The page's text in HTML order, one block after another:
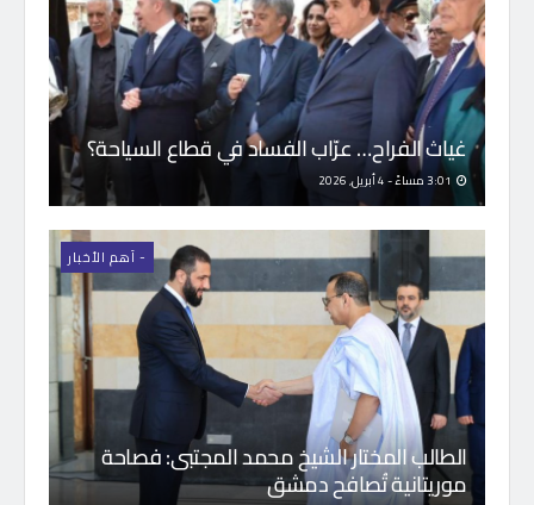
غياث الفراح… عرّاب الفساد في قطاع السياحة؟
- اَهم الأخبار
الطالب المختار الشيخ محمد المجتبى: فصاحة
موريتانية تُصافح دمشق